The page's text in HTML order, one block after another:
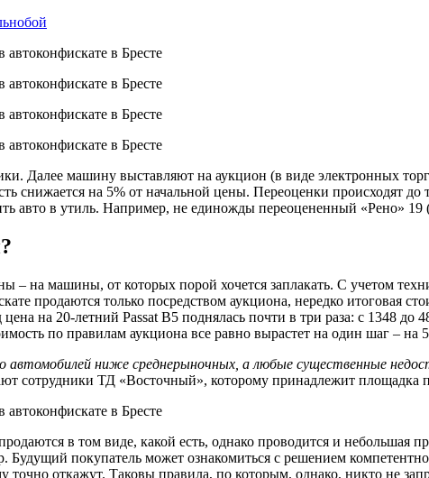
Далее машину выставляют на аукцион (в виде электронных
снижается на 5% от начальной цены. Переоценки происходят
авто в утиль. Например, не единожды переоцененный «Рено» 19
– на машины, от которых порой хочется заплакать. С учетом
продаются только посредством аукциона, нередко итоговая
цена на 20-летний Passat B5 поднялась почти в три раза: с 1348
по правилам аукциона все равно вырастет на один шаг – на
автомобилей ниже среднерыночных, а любые существенные
сотрудники ТД «Восточный», которому принадлежит площадка
в том виде, какой есть, однако проводится и небольшая
покупатель может ознакомиться с решением
точно откажут. Таковы правила, по которым, однако, никто не